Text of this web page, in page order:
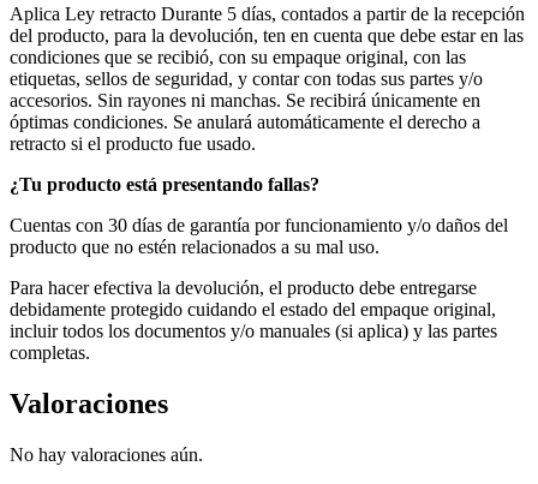
Aplica Ley retracto Durante 5 días, contados a partir de la recepción
del producto, para la devolución, ten en cuenta que debe estar en las
condiciones que se recibió, con su empaque original, con las
etiquetas, sellos de seguridad, y contar con todas sus partes y/o
accesorios. Sin rayones ni manchas. Se recibirá únicamente en
óptimas condiciones. Se anulará automáticamente el derecho a
retracto si el producto fue usado.
¿Tu producto está presentando fallas?
Cuentas con 30 días de garantía por funcionamiento y/o daños del
producto que no estén relacionados a su mal uso.
Para hacer efectiva la devolución, el producto debe entregarse
debidamente protegido cuidando el estado del empaque original,
incluir todos los documentos y/o manuales (si aplica) y las partes
completas.
Valoraciones
No hay valoraciones aún.